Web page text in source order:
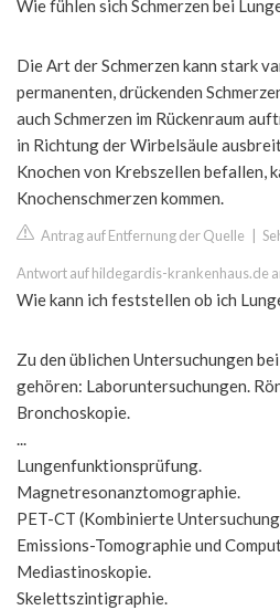
Wie fühlen sich Schmerzen bei
Die Art der Schmerzen kann stark
permanenten, drückenden
auch Schmerzen im Rückenraum
in Richtung der Wirbelsäule
Knochen von Krebszellen befallen,
Knochenschmerzen kommen.
Antrag auf Entfernung der Quelle
Antwort auf hildegardis-krankenhaus.de
Wie kann ich feststellen ob ich
Zu den üblichen Untersuchungen
gehören: Laboruntersuchungen.
Bronchoskopie.
...
Lungenfunktionsprüfung.
Magnetresonanztomographie.
PET-CT (Kombinierte
Emissions-Tomographie und
Mediastinoskopie.
Skelettszintigraphie.